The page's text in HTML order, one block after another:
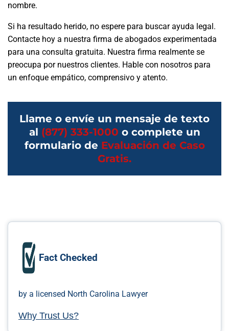
nombre.
Si ha resultado herido, no espere para buscar ayuda legal.
Contacte hoy a nuestra firma de abogados experimentada
para una consulta gratuita. Nuestra firma realmente se
preocupa por nuestros clientes. Hable con nosotros para
un enfoque empático, comprensivo y atento.
Llame o envíe un mensaje de texto
al (877) 333-1000 o complete un
formulario de Evaluación de Caso
Gratis.
Fact Checked
by a licensed North Carolina Lawyer
Why Trust Us?